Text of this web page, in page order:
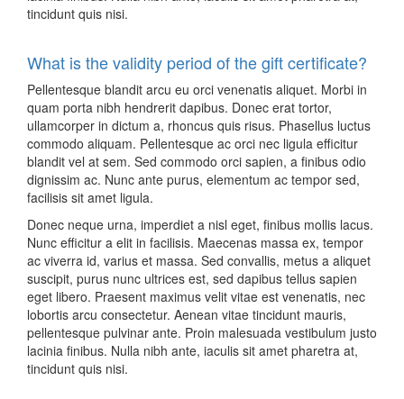
tincidunt quis nisi.
What is the validity period of the gift certificate?
Pellentesque blandit arcu eu orci venenatis aliquet. Morbi in
quam porta nibh hendrerit dapibus. Donec erat tortor,
ullamcorper in dictum a, rhoncus quis risus. Phasellus luctus
commodo aliquam. Pellentesque ac orci nec ligula efficitur
blandit vel at sem. Sed commodo orci sapien, a finibus odio
dignissim ac. Nunc ante purus, elementum ac tempor sed,
facilisis sit amet ligula.
Donec neque urna, imperdiet a nisl eget, finibus mollis lacus.
Nunc efficitur a elit in facilisis. Maecenas massa ex, tempor
ac viverra id, varius et massa. Sed convallis, metus a aliquet
suscipit, purus nunc ultrices est, sed dapibus tellus sapien
eget libero. Praesent maximus velit vitae est venenatis, nec
lobortis arcu consectetur. Aenean vitae tincidunt mauris,
pellentesque pulvinar ante. Proin malesuada vestibulum justo
lacinia finibus. Nulla nibh ante, iaculis sit amet pharetra at,
tincidunt quis nisi.